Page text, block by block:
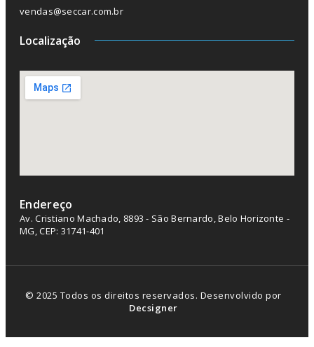
vendas@seccar.com.br
Localização
Endereço
Av. Cristiano Machado, 8893 - São Bernardo, Belo Horizonte -
MG, CEP: 31741-401
© 2025 Todos os direitos reservados. Desenvolvido por
Decsigner